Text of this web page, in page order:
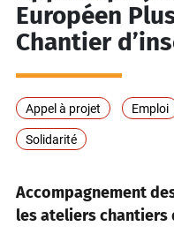
Européen
Chantier
Appel à projet Emploi
Solidarité
Accompagnement
les ateliers chantiers